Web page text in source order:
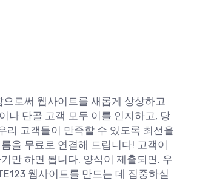
로써 웹사이트를 새롭게 상상하고
나 단골 고객 모두 이를 인지하고, 당
리 고객들이 만족할 수 있도록 최선을
을 무료로 연결해 드립니다! 고객이
만 하면 됩니다. 양식이 제출되면, 우
웹사이트를 만드는 데 집중하실